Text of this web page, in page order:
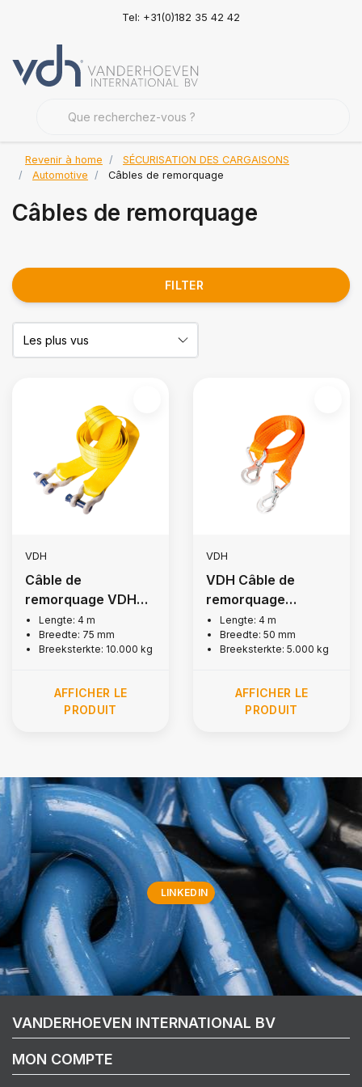
Tel: +31(0)182 35 42 42
Revenir à home
SÉCURISATION DES CARGAISONS
Automotive
Câbles de remorquage
Câbles de remorquage
FILTER
VDH
Câble de
remorquage VDH
Auto, 10 000 kg
Lengte: 4 m
Breedte: 75 mm
Breeksterkte: 10.000 kg
AFFICHER LE
PRODUIT
VDH
VDH Câble de
remorquage
automatique, 5 000
kg
Lengte: 4 m
Breedte: 50 mm
Breeksterkte: 5.000 kg
AFFICHER LE
PRODUIT
LINKEDIN
VANDERHOEVEN INTERNATIONAL BV
MON COMPTE